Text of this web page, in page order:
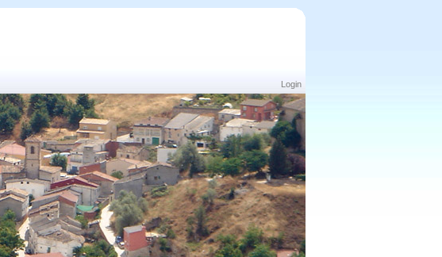
Login